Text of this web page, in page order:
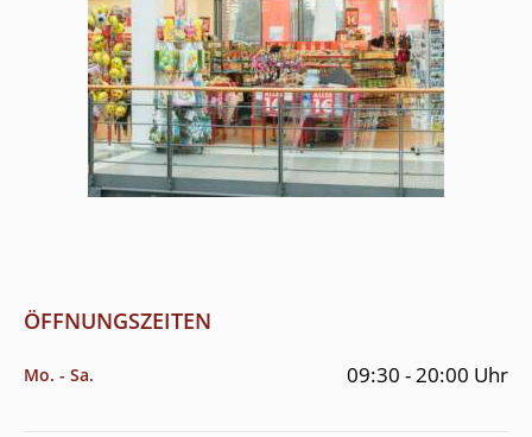
ÖFFNUNGSZEITEN
Mo. - Sa. 09:30 - 20:00 Uhr